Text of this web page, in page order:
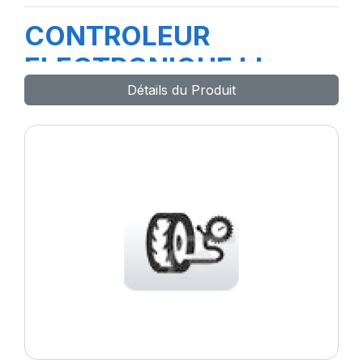
CONTROLEUR
ELECTRONIQUE bleu
66127-67Détails du Produit